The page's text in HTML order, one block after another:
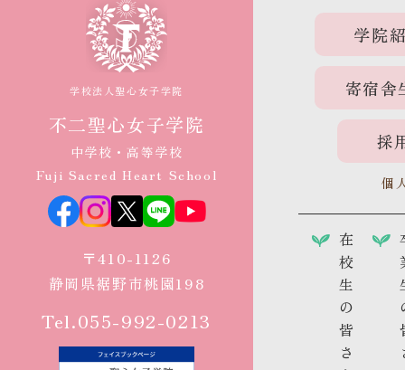
学校法人聖心女子学院
不二聖心女子学院
中学校・高等学校
Fuji Sacred Heart School
〒410-1126
静岡県裾野市桃園198
Tel.055-992-0213
学院
寄宿舎
採
個
在
校
生
の
皆
さ